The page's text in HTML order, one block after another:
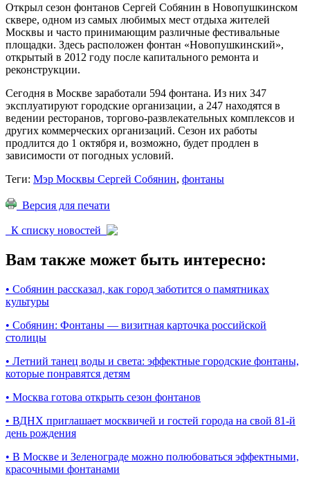
Открыл сезон фонтанов Сергей Собянин в Новопушкинском
сквере, одном из самых любимых мест отдыха жителей
Москвы и часто принимающим различные фестивальные
площадки. Здесь расположен фонтан «Новопушкинский»,
открытый в 2012 году после капитального ремонта и
реконструкции.
Сегодня в Москве заработали 594 фонтана. Из них 347
эксплуатируют городские организации, а 247 находятся в
ведении ресторанов, торгово-развлекательных комплексов и
других коммерческих организаций. Сезон их работы
продлится до 1 октября и, возможно, будет продлен в
зависимости от погодных условий.
Теги: Мэр Москвы Сергей Собянин, фонтаны
Версия для печати
К списку новостей
Вам также может быть интересно:
• Собянин рассказал, как город заботится о памятниках
культуры
• Собянин: Фонтаны — визитная карточка российской
столицы
• Летний танец воды и света: эффектные городские фонтаны,
которые понравятся детям
• Москва готова открыть сезон фонтанов
• ВДНХ приглашает москвичей и гостей города на свой 81-й
день рождения
• В Москве и Зеленограде можно полюбоваться эффектными,
красочными фонтанами